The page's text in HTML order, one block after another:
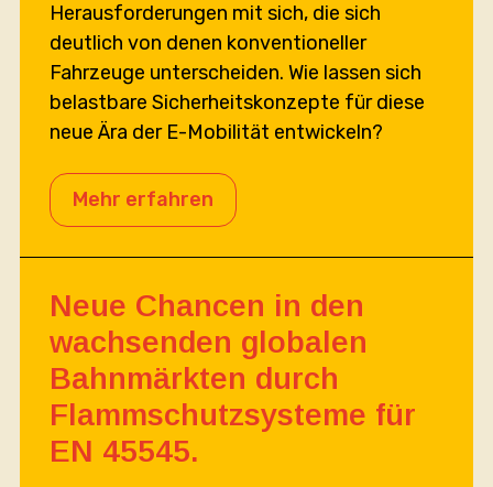
Herausforderungen mit sich, die sich
deutlich von denen konventioneller
Fahrzeuge unterscheiden. Wie lassen sich
belastbare Sicherheitskonzepte für diese
neue Ära der E-Mobilität entwickeln?
Mehr erfahren
Neue Chancen in den
wachsenden globalen
Bahn­märkten durch
Flammschutzsysteme für
EN 45545.